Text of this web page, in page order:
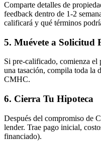
Comparte detalles de
feedback dentro de 1-2
calificará y qué términos
5. Muévete a Solicitud
Si pre-calificado, comienza
una tasación, compila toda la
CMHC.
6. Cierra Tu Hipoteca
Después del compromiso de
lender. Trae pago inicial,
financiado).